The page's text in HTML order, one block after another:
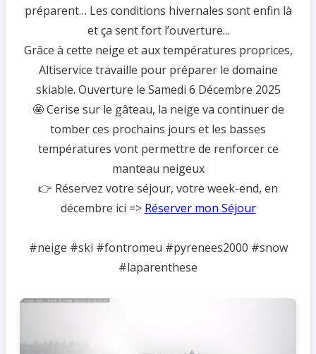
préparent… Les conditions hivernales sont enfin là
et ça sent fort l’ouverture...
Grâce à cette neige et aux températures proprices,
Altiservice travaille pour préparer le domaine
skiable. Ouverture le Samedi 6 Décembre 2025
🤩 Cerise sur le gâteau, la neige va continuer de
tomber ces prochains jours et les basses
températures vont permettre de renforcer ce
manteau neigeux
👉 Réservez votre séjour, votre week-end, en
décembre ici => Réserver mon Séjour
#neige #ski #fontromeu #pyrenees2000 #snow
#laparenthese